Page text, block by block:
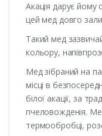
Акація дарує йому
цей мед довго
Такий мед
кольору,
Мед зібраний на
місці в
білої акації, за
пчеловожденія.
термообробці,